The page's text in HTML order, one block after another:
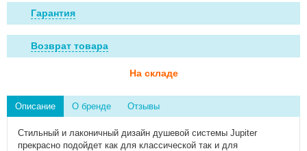
Гарантия
Возврат товара
На складе
Описание О бренде Отзывы
Стильный и лаконичный дизайн душевой системы Jupiter
прекрасно подойдет как для классической так и для